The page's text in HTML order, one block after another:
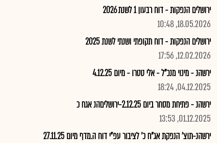
ירושלים הנפקות - דוח רבעון 1 לשנת 2026
18.05.2026, 10:48
ירושלים הנפקות - דוח תקופתי ושנתי לשנת 2025
12.02.2026, 17:56
ירשהנ - מינוי מנכ"ל - אלי טטרו - מיום 4.12.25
04.12.2025, 18:24
ירשהנ - פתיחת מסחר ביום 2.12.25-ירושליםהנ אגח כ
01.12.2025, 13:53
ירשהנ-תוצ' הנפקת אג"ח כ' לציבור עפ"י דוח ה.מדף מיום 27.11.25